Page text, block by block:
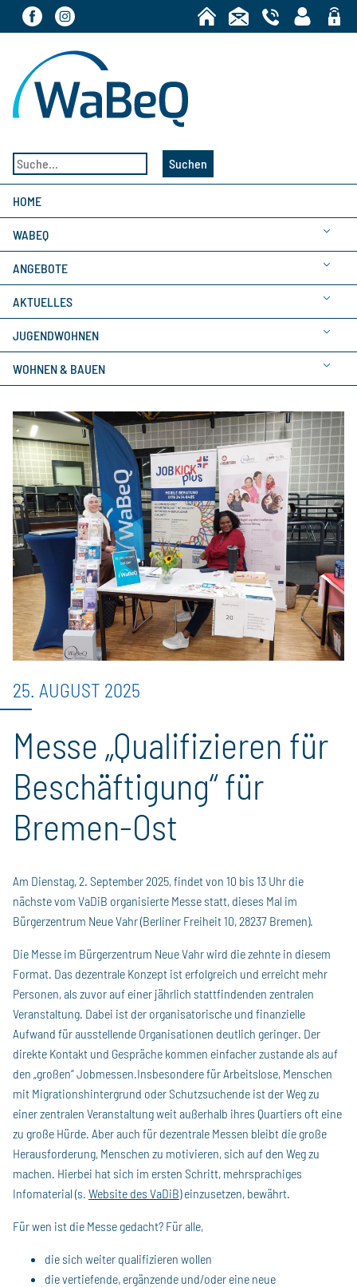
Suchen
HOME
WABEQ
ANGEBOTE
AKTUELLES
JUGENDWOHNEN
WOHNEN & BAUEN
25. AUGUST 2025
Messe „Qualifizieren für
Beschäftigung“ für
Bremen-Ost
Am Dienstag, 2. September 2025, findet von 10 bis 13 Uhr die
nächste vom VaDiB organisierte Messe statt, dieses Mal im
Bürgerzentrum Neue Vahr (Berliner Freiheit 10, 28237 Bremen).
Die Messe im Bürgerzentrum Neue Vahr wird die zehnte in diesem
Format. Das dezentrale Konzept ist erfolgreich und erreicht mehr
Personen, als zuvor auf einer jährlich stattfindenden zentralen
Veranstaltung. Dabei ist der organisatorische und finanzielle
Aufwand für ausstellende Organisationen deutlich geringer. Der
direkte Kontakt und Gespräche kommen einfacher zustande als auf
den „großen“ Jobmessen.Insbesondere für Arbeitslose, Menschen
mit Migrationshintergrund oder Schutzsuchende ist der Weg zu
einer zentralen Veranstaltung weit außerhalb ihres Quartiers oft eine
zu große Hürde. Aber auch für dezentrale Messen bleibt die große
Herausforderung, Menschen zu motivieren, sich auf den Weg zu
machen. Hierbei hat sich im ersten Schritt, mehrsprachiges
Infomaterial (s. Website des VaDiB) einzusetzen, bewährt.
Für wen ist die Messe gedacht? Für alle,
die sich weiter qualifizieren wollen
die vertiefende, ergänzende und/oder eine neue